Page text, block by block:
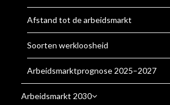
Afstand tot de arbeidsmarkt
Soorten werkloosheid
Arbeidsmarktprognose 2025–2027
Arbeidsmarkt 2030